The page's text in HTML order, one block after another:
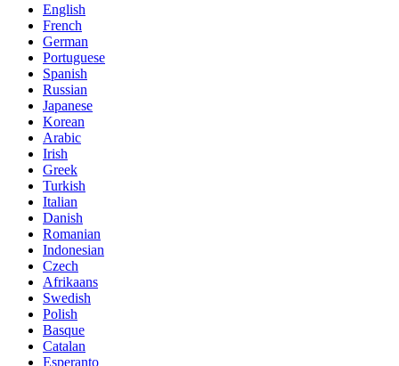
English
French
German
Portuguese
Spanish
Russian
Japanese
Korean
Arabic
Irish
Greek
Turkish
Italian
Danish
Romanian
Indonesian
Czech
Afrikaans
Swedish
Polish
Basque
Catalan
Esperanto